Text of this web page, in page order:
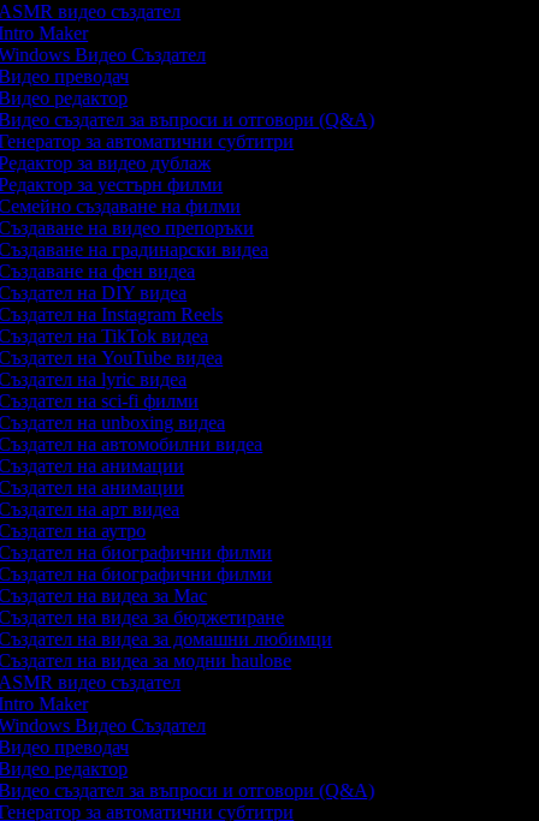
видео създател
Maker
Видео Създател
преводач
редактор
създател за въпроси и отговори (Q&A)
за автоматични субтитри
за видео дублаж
за уестърн филми
създаване на филми
на видео препоръки
на градинарски видеа
на фен видеа
на DIY видеа
на Instagram Reels
на TikTok видеа
на YouTube видеа
на lyric видеа
на sci-fi филми
на unboxing видеа
на автомобилни видеа
на анимации
на анимации
на арт видеа
на аутро
на биографични филми
на биографични филми
на видеа за Mac
на видеа за бюджетиране
на видеа за домашни любимци
на видеа за модни haulове
видео създател
Maker
Видео Създател
преводач
редактор
създател за въпроси и отговори (Q&A)
за автоматични субтитри